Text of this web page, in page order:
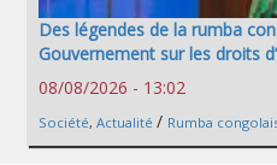
Des légendes de la rumba
Gouvernement sur les droits
08/08/2026 - 13:02
Société, Actualité / Rumba